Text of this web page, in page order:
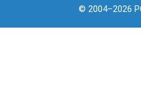
© 2004–2026